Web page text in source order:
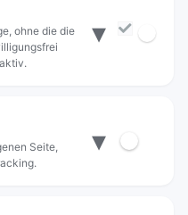
ohne die die
▾
Seite,
▾